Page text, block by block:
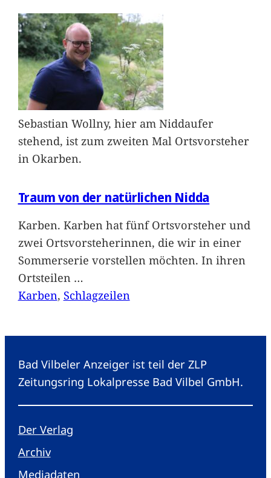
Sebastian Wollny, hier am Niddaufer
stehend, ist zum zweiten Mal Ortsvorsteher
in Okarben.
Traum von der natürlichen Nidda
Karben. Karben hat fünf Ortsvorsteher und
zwei Ortsvorsteherinnen, die wir in einer
Sommerserie vorstellen möchten. In ihren
Ortsteilen …
Karben, Schlagzeilen
Bad Vilbeler Anzeiger ist teil der ZLP
Zeitungsring Lokalpresse Bad Vilbel GmbH.
Der Verlag
Archiv
Mediadaten